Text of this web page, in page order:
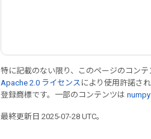
特に記載のない限り、このページのコンテ
Apache 2.0 ライセンス により使用許諾さ
登録商標です。一部のコンテンツは
最終更新日 2025-07-28 UTC。